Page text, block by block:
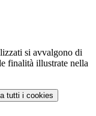
si avvalgono di
finalità illustrate nella
tutti i cookies